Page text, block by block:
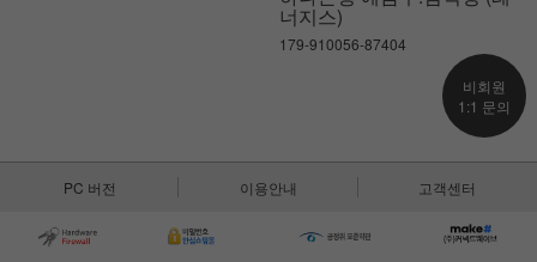
너지스)
179-910056-87404
비회원
1:1 문의
PC 버전 이용안내 고객센터